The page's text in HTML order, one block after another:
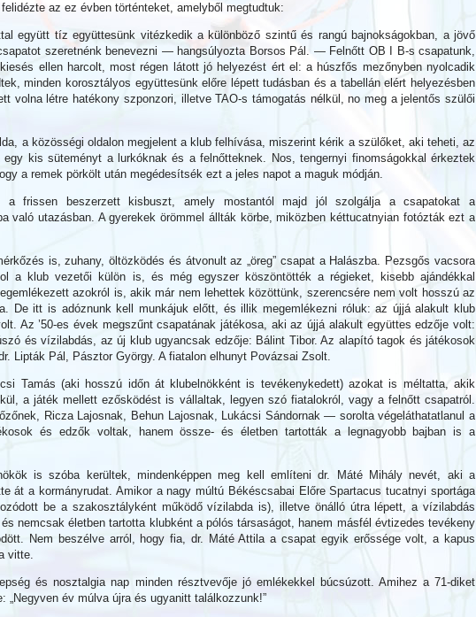
az ez évben történteket, amelyből megtudtuk:
együtt tíz együttesünk vitézkedik a különböző szintű és rangú bajnokságokban, a jövő
szeretnénk benevezni — hangsúlyozta Borsos Pál. — Felnőtt OB I B-s csapatunk,
ellen harcolt, most régen látott jó helyezést ért el: a húszfős mezőnyben nyolcadik
minden korosztályos együttesünk előre lépett tudásban és a tabellán elért helyezésben
volna létre hatékony szponzori, illetve TAO-s támogatás nélkül, no meg a jelentős szülői
a közösségi oldalon megjelent a klub felhívása, miszerint kérik a szülőket, aki teheti, az
egy kis süteményt a lurkóknak és a felnőtteknek. Nos, tengernyi finomságokkal érkeztek
a remek pörkölt után megédesítsék ezt a jeles napot a maguk módján.
a frissen beszerzett kisbuszt, amely mostantól majd jól szolgálja a csapatokat a
való utazásban. A gyerekek örömmel állták körbe, miközben kéttucatnyian fotózták ezt a
is, zuhany, öltözködés és átvonult az „öreg” csapat a Halászba. Pezsgős vacsora
a klub vezetői külön is, és még egyszer köszöntötték a régieket, kisebb ajándékkal
azokról is, akik már nem lehettek közöttünk, szerencsére nem volt hosszú az
De itt is adóznunk kell munkájuk előtt, és illik megemlékezni róluk: az újjá alakult klub
Az ’50-es évek megszűnt csapatának játékosa, aki az újjá alakult együttes edzője volt:
és vízilabdás, az új klub ugyancsak edzője: Bálint Tibor. Az alapító tagok és játékosok
Lipták Pál, Pásztor György. A fiatalon elhunyt Povázsai Zsolt.
Tamás (aki hosszú időn át klubelnökként is tevékenykedett) azokat is méltatta, akik
a játék mellett ezősködést is vállaltak, legyen szó fiatalokról, vagy a felnőtt csapatról.
Ricza Lajosnak, Behun Lajosnak, Lukácsi Sándornak — sorolta végeláthatatlanul a
és edzők voltak, hanem össze- és életben tartották a legnagyobb bajban is a
is szóba kerültek, mindenképpen meg kell említeni dr. Máté Mihály nevét, aki a
át a kormányrudat. Amikor a nagy múltú Békéscsabai Előre Spartacus tucatnyi sportága
be a szakosztályként működő vízilabda is), illetve önálló útra lépett, a vízilabdás
nemcsak életben tartotta klubként a pólós társaságot, hanem másfél évtizedes tevékeny
Nem beszélve arról, hogy fia, dr. Máté Attila a csapat egyik erőssége volt, a kapus
vitte.
és nosztalgia nap minden résztvevője jó emlékekkel búcsúzott. Amihez a 71-diket
„Negyven év múlva újra és ugyanitt találkozzunk!”